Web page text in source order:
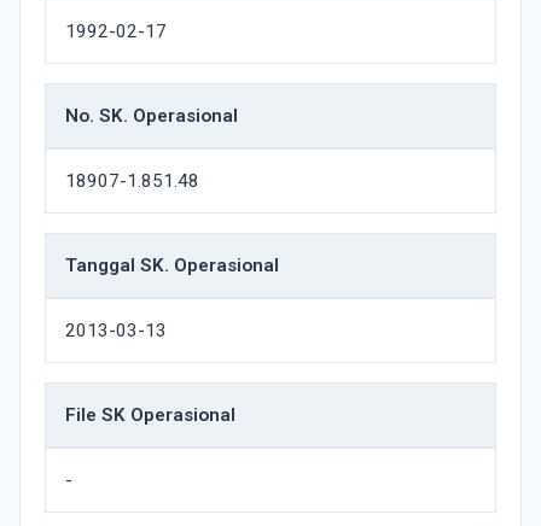
1992-02-17
No. SK. Operasional
18907-1.851.48
Tanggal SK. Operasional
2013-03-13
File SK Operasional
-